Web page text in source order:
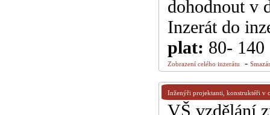
dohodnout v
Inzerát do
plat: 80-
Zobrazení celého inzerátu -
Inženýři projektanti, konstruktéři v
VŠ vzdělání